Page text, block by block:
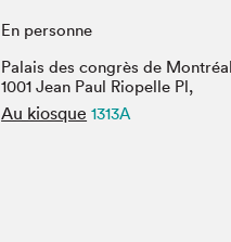
En personne
Palais des congrès de Montréal
1001 Jean Paul Riopelle Pl,
Au kiosque 1313A